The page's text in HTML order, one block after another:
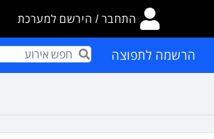
התחבר / הירשם למערכת
הרשמה לתפוצה Term